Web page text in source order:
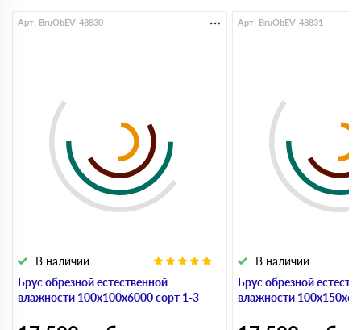
Брус обрезной естественной
влажности 100х100х6000 сорт 1-3
В наличии
Арт. BruObEV-48830
Брус обрезной
влажности
В наличии
Арт. BruObEV-48831